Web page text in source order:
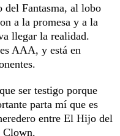
Fantasma, al lobo
a la promesa y a la
llegar la realidad.
AAA, y está en
ser testigo porque
parta mí que es
entre El Hijo del
Clown.